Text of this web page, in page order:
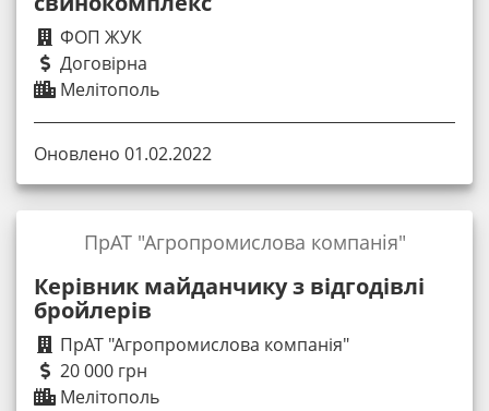
ФОП ЖУК
Договірна
Мелітополь
Оновлено 01.02.2022
Керівник майданчику з відгодівлі
бройлерів
ПрАТ "Агропромислова компанія"
20 000 грн
Мелітополь
ПрАТ "Агропромислова компанія"